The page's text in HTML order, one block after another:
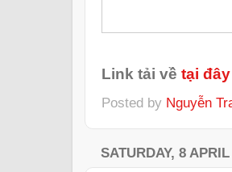
Link tải về tại đây
Posted by Nguyễn
SATURDAY, 8